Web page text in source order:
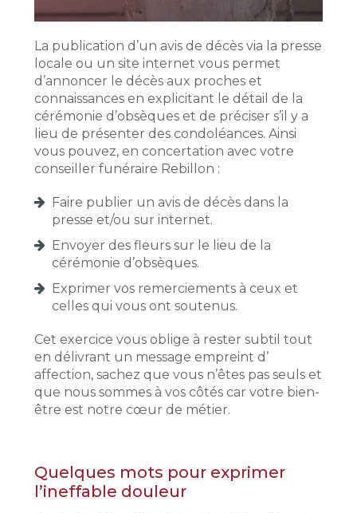
La publication d’un avis de décès via la presse
locale ou un site internet vous permet
d’annoncer le décès aux proches et
connaissances en explicitant le détail de la
cérémonie d’obsèques et de préciser s’il y a
lieu de présenter des condoléances. Ainsi
vous pouvez, en concertation avec votre
conseiller funéraire Rebillon :
Faire publier un avis de décès dans la
presse et/ou sur internet.
Envoyer des fleurs sur le lieu de la
cérémonie d’obsèques.
Exprimer vos remerciements à ceux et
celles qui vous ont soutenus.
Cet exercice vous oblige à rester subtil tout
en délivrant un message empreint d’
affection, sachez que vous n’êtes pas seuls et
que nous sommes à vos côtés car votre bien-
être est notre cœur de métier.
Quelques mots pour exprimer
l’ineffable douleur